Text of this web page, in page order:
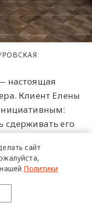
настоящая
Клиент Елены
сдерживать его
русло проекта.
деталями
доме 1914
задачей
20 тысяч
читают
канале
Mate
сайт
Политики